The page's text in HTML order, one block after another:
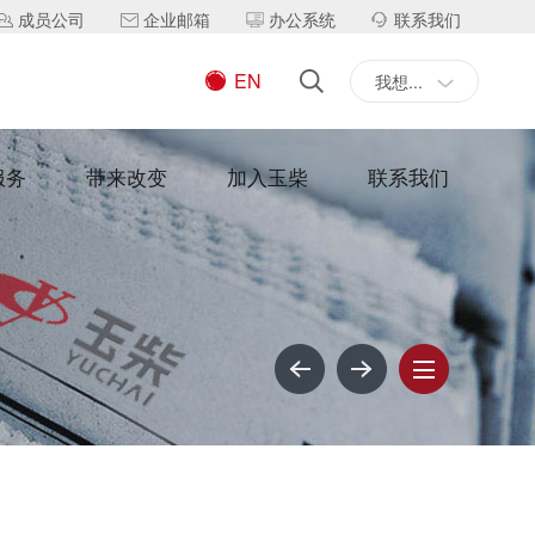
成员公司 企业邮箱 办公系统 联系我们
我想...
EN
带来改变 加入玉柴 联系我们